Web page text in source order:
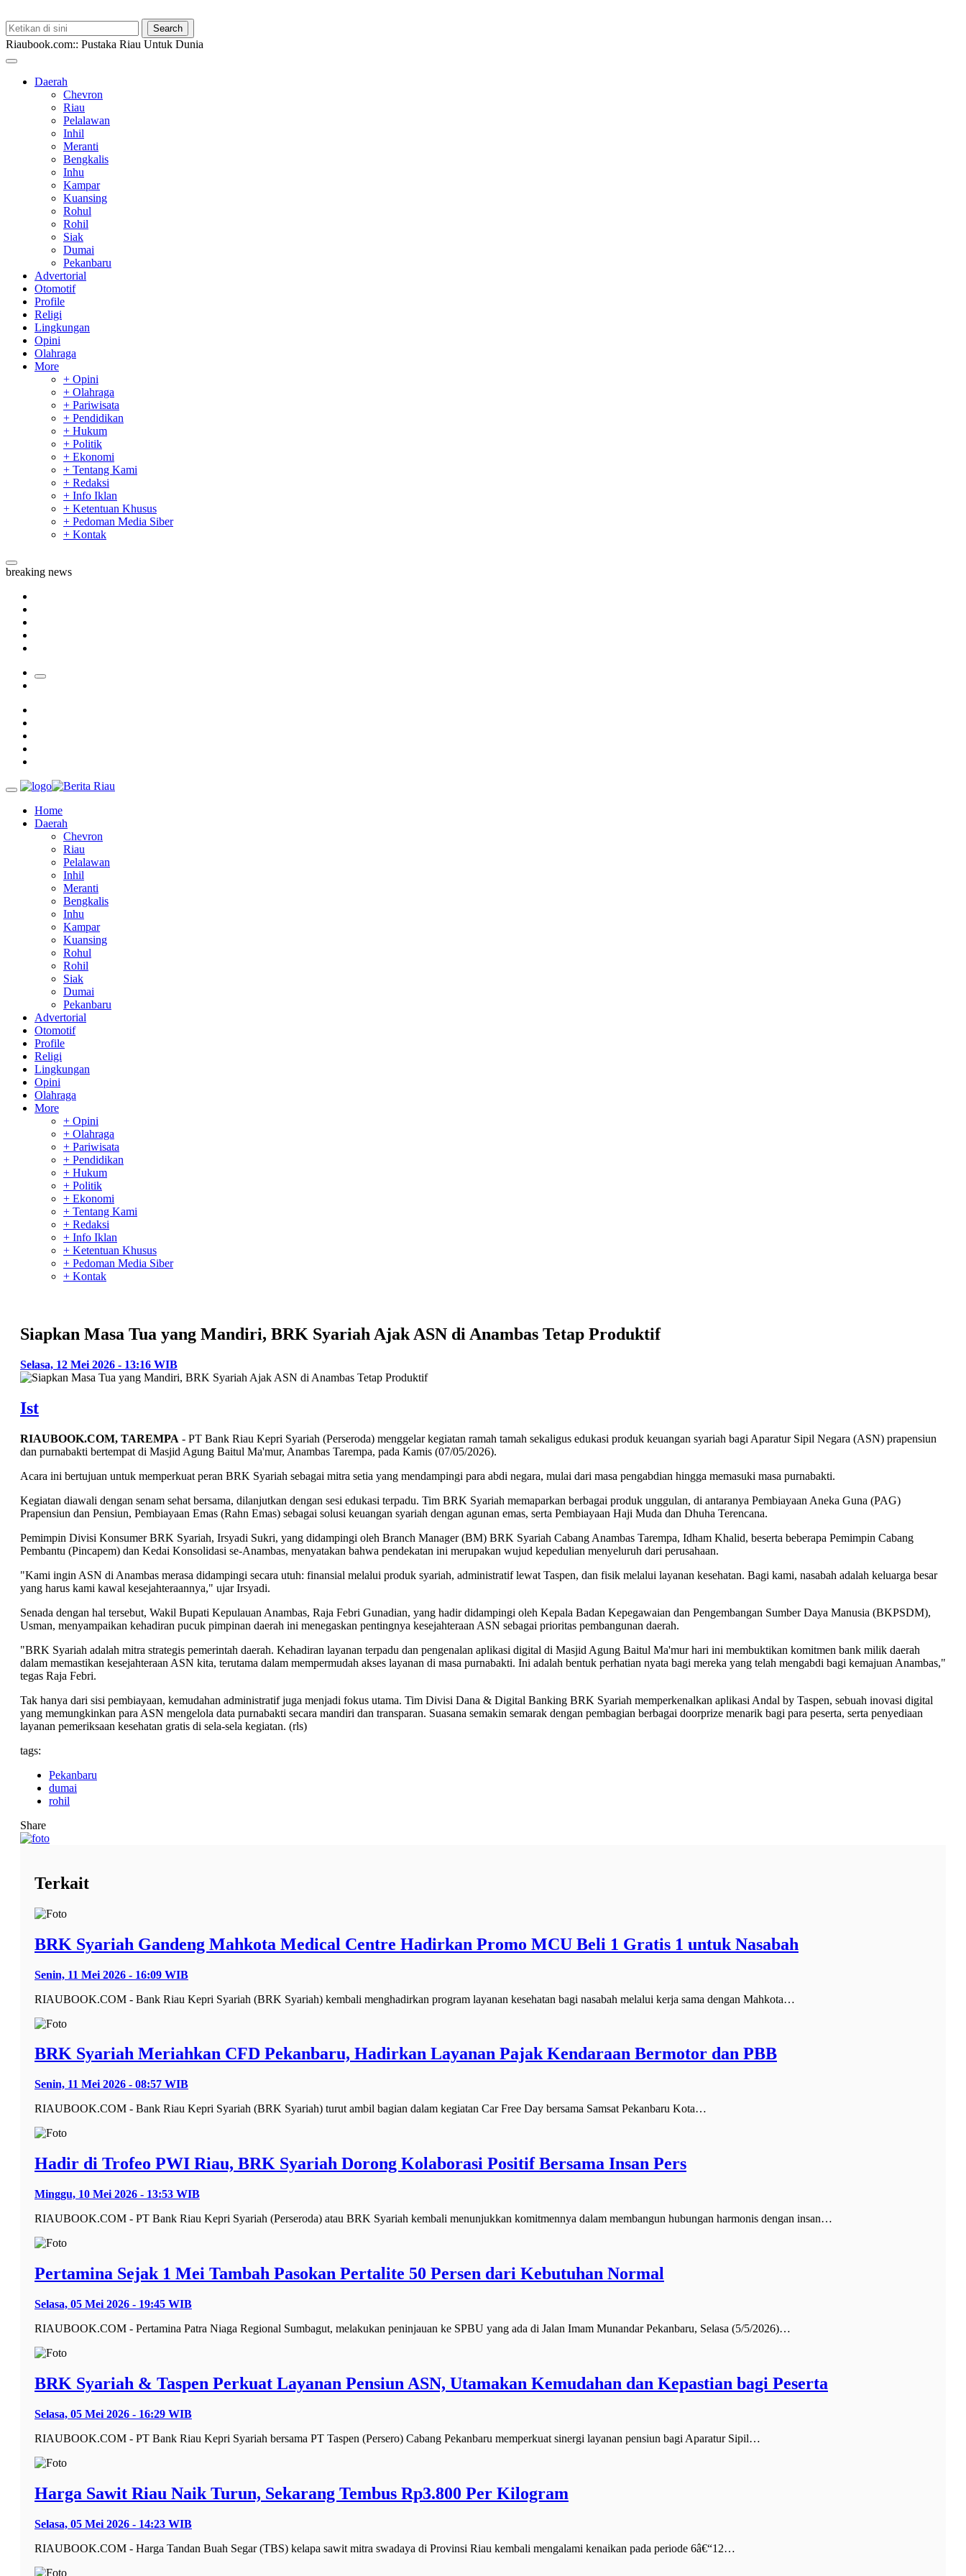
Riaubook.com:: Pustaka Riau Untuk Dunia
Daerah
Chevron
Riau
Pelalawan
Inhil
Meranti
Bengkalis
Inhu
Kampar
Kuansing
Rohul
Rohil
Siak
Dumai
Pekanbaru
Advertorial
Otomotif
Profile
Religi
Lingkungan
Opini
Olahraga
More
+ Opini
+ Olahraga
+ Pariwisata
+ Pendidikan
+ Hukum
+ Politik
+ Ekonomi
+ Tentang Kami
+ Redaksi
+ Info Iklan
+ Ketentuan Khusus
+ Pedoman Media Siber
+ Kontak
breaking news
Home
Daerah
Chevron
Riau
Pelalawan
Inhil
Meranti
Bengkalis
Inhu
Kampar
Kuansing
Rohul
Rohil
Siak
Dumai
Pekanbaru
Advertorial
Otomotif
Profile
Religi
Lingkungan
Opini
Olahraga
More
+ Opini
+ Olahraga
+ Pariwisata
+ Pendidikan
+ Hukum
+ Politik
+ Ekonomi
+ Tentang Kami
+ Redaksi
+ Info Iklan
+ Ketentuan Khusus
+ Pedoman Media Siber
+ Kontak
Siapkan Masa Tua yang Mandiri, BRK Syariah Ajak ASN di Anambas Tetap Produktif
Selasa, 12 Mei 2026 - 13:16 WIB
Ist
RIAUBOOK.COM, TAREMPA - PT Bank Riau Kepri Syariah (Perseroda) menggelar kegiatan ramah tamah sekaligus edukasi produk keuangan syariah bagi Aparatur Sipil Negara (ASN) prapensiun
dan purnabakti bertempat di Masjid Agung Baitul Ma'mur, Anambas Tarempa, pada Kamis (07/05/2026).
Acara ini bertujuan untuk memperkuat peran BRK Syariah sebagai mitra setia yang mendampingi para abdi negara, mulai dari masa pengabdian hingga memasuki masa purnabakti.
Kegiatan diawali dengan senam sehat bersama, dilanjutkan dengan sesi edukasi terpadu. Tim BRK Syariah memaparkan berbagai produk unggulan, di antaranya Pembiayaan Aneka Guna (PAG)
Prapensiun dan Pensiun, Pembiayaan Emas (Rahn Emas) sebagai solusi keuangan syariah dengan agunan emas, serta Pembiayaan Haji Muda dan Dhuha Terencana.
Pemimpin Divisi Konsumer BRK Syariah, Irsyadi Sukri, yang didampingi oleh Branch Manager (BM) BRK Syariah Cabang Anambas Tarempa, Idham Khalid, beserta beberapa Pemimpin Cabang
Pembantu (Pincapem) dan Kedai Konsolidasi se-Anambas, menyatakan bahwa pendekatan ini merupakan wujud kepedulian menyeluruh dari perusahaan.
"Kami ingin ASN di Anambas merasa didampingi secara utuh: finansial melalui produk syariah, administratif lewat Taspen, dan fisik melalui layanan kesehatan. Bagi kami, nasabah adalah keluarga besar
yang harus kami kawal kesejahteraannya," ujar Irsyadi.
Senada dengan hal tersebut, Wakil Bupati Kepulauan Anambas, Raja Febri Gunadian, yang hadir didampingi oleh Kepala Badan Kepegawaian dan Pengembangan Sumber Daya Manusia (BKPSDM),
Usman, menyampaikan kehadiran pucuk pimpinan daerah ini menegaskan pentingnya kesejahteraan ASN sebagai prioritas pembangunan daerah.
"BRK Syariah adalah mitra strategis pemerintah daerah. Kehadiran layanan terpadu dan pengenalan aplikasi digital di Masjid Agung Baitul Ma'mur hari ini membuktikan komitmen bank milik daerah
dalam memastikan kesejahteraan ASN kita, terutama dalam mempermudah akses layanan di masa purnabakti. Ini adalah bentuk perhatian nyata bagi mereka yang telah mengabdi bagi kemajuan Anambas,"
tegas Raja Febri.
Tak hanya dari sisi pembiayaan, kemudahan administratif juga menjadi fokus utama. Tim Divisi Dana & Digital Banking BRK Syariah memperkenalkan aplikasi Andal by Taspen, sebuah inovasi digital
yang memungkinkan para ASN mengelola data purnabakti secara mandiri dan transparan. Suasana semakin semarak dengan pembagian berbagai doorprize menarik bagi para peserta, serta penyediaan
layanan pemeriksaan kesehatan gratis di sela-sela kegiatan. (rls)
tags:
Pekanbaru
dumai
rohil
Share
Terkait
BRK Syariah Gandeng Mahkota Medical Centre Hadirkan Promo MCU Beli 1 Gratis 1 untuk Nasabah
Senin, 11 Mei 2026 - 16:09 WIB
RIAUBOOK.COM - Bank Riau Kepri Syariah (BRK Syariah) kembali menghadirkan program layanan kesehatan bagi nasabah melalui kerja sama dengan Mahkota…
BRK Syariah Meriahkan CFD Pekanbaru, Hadirkan Layanan Pajak Kendaraan Bermotor dan PBB
Senin, 11 Mei 2026 - 08:57 WIB
RIAUBOOK.COM - Bank Riau Kepri Syariah (BRK Syariah) turut ambil bagian dalam kegiatan Car Free Day bersama Samsat Pekanbaru Kota…
Hadir di Trofeo PWI Riau, BRK Syariah Dorong Kolaborasi Positif Bersama Insan Pers
Minggu, 10 Mei 2026 - 13:53 WIB
RIAUBOOK.COM - PT Bank Riau Kepri Syariah (Perseroda) atau BRK Syariah kembali menunjukkan komitmennya dalam membangun hubungan harmonis dengan insan…
Pertamina Sejak 1 Mei Tambah Pasokan Pertalite 50 Persen dari Kebutuhan Normal
Selasa, 05 Mei 2026 - 19:45 WIB
RIAUBOOK.COM - Pertamina Patra Niaga Regional Sumbagut, melakukan peninjauan ke SPBU yang ada di Jalan Imam Munandar Pekanbaru, Selasa (5/5/2026)…
BRK Syariah & Taspen Perkuat Layanan Pensiun ASN, Utamakan Kemudahan dan Kepastian bagi Peserta
Selasa, 05 Mei 2026 - 16:29 WIB
RIAUBOOK.COM - PT Bank Riau Kepri Syariah bersama PT Taspen (Persero) Cabang Pekanbaru memperkuat sinergi layanan pensiun bagi Aparatur Sipil…
Harga Sawit Riau Naik Turun, Sekarang Tembus Rp3.800 Per Kilogram
Selasa, 05 Mei 2026 - 14:23 WIB
RIAUBOOK.COM - Harga Tandan Buah Segar (TBS) kelapa sawit mitra swadaya di Provinsi Riau kembali mengalami kenaikan pada periode 6â€“12…